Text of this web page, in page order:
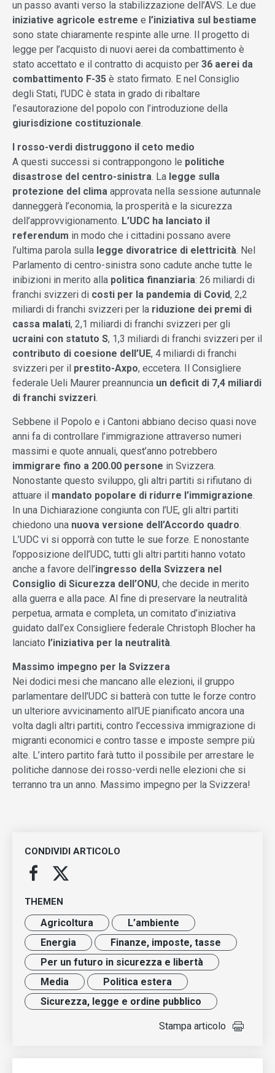
un passo avanti verso la stabilizzazione dell’AVS. Le due
iniziative agricole estreme e l’iniziativa sul bestiame
sono state chiaramente respinte alle urne. Il progetto di
legge per l’acquisto di nuovi aerei da combattimento è
stato accettato e il contratto di acquisto per 36 aerei da
combattimento F-35 è stato firmato. E nel Consiglio
degli Stati, l’UDC è stata in grado di ribaltare
l’esautorazione del popolo con l’introduzione della
giurisdizione costituzionale.
I rosso-verdi distruggono il ceto medio
A questi successi si contrappongono le politiche
disastrose del centro-sinistra. La legge sulla
protezione del clima approvata nella sessione autunnale
danneggerà l’economia, la prosperità e la sicurezza
dell’approvvigionamento. L’UDC ha lanciato il
referendum in modo che i cittadini possano avere
l’ultima parola sulla legge divoratrice di elettricità. Nel
Parlamento di centro-sinistra sono cadute anche tutte le
inibizioni in merito alla politica finanziaria: 26 miliardi di
franchi svizzeri di costi per la pandemia di Covid, 2,2
miliardi di franchi svizzeri per la riduzione dei premi di
cassa malati, 2,1 miliardi di franchi svizzeri per gli
ucraini con statuto S, 1,3 miliardi di franchi svizzeri per il
contributo di coesione dell’UE, 4 miliardi di franchi
svizzeri per il prestito-Axpo, eccetera. Il Consigliere
federale Ueli Maurer preannuncia un deficit di 7,4 miliardi
di franchi svizzeri.
Sebbene il Popolo e i Cantoni abbiano deciso quasi nove
anni fa di controllare l’immigrazione attraverso numeri
massimi e quote annuali, quest’anno potrebbero
immigrare fino a 200.00 persone in Svizzera.
Nonostante questo sviluppo, gli altri partiti si rifiutano di
attuare il mandato popolare di ridurre l’immigrazione.
In una Dichiarazione congiunta con l’UE, gli altri partiti
chiedono una nuova versione dell’Accordo quadro.
L’UDC vi si opporrà con tutte le sue forze. E nonostante
l’opposizione dell’UDC, tutti gli altri partiti hanno votato
anche a favore dell’ingresso della Svizzera nel
Consiglio di Sicurezza dell’ONU, che decide in merito
alla guerra e alla pace. Al fine di preservare la neutralità
perpetua, armata e completa, un comitato d’iniziativa
guidato dall’ex Consigliere federale Christoph Blocher ha
lanciato l’iniziativa per la neutralità.
Massimo impegno per la Svizzera
Nei dodici mesi che mancano alle elezioni, il gruppo
parlamentare dell’UDC si batterà con tutte le forze contro
un ulteriore avvicinamento all’UE pianificato ancora una
volta dagli altri partiti, contro l’eccessiva immigrazione di
migranti economici e contro tasse e imposte sempre più
alte. L’intero partito farà tutto il possibile per arrestare le
politiche dannose dei rosso-verdi nelle elezioni che si
terranno tra un anno. Massimo impegno per la Svizzera!
CONDIVIDI ARTICOLO
THEMEN
Agricoltura
L’ambiente
Energia
Finanze, imposte, tasse
Per un futuro in sicurezza e libertà
Media
Politica estera
Sicurezza, legge e ordine pubblico
Stampa articolo